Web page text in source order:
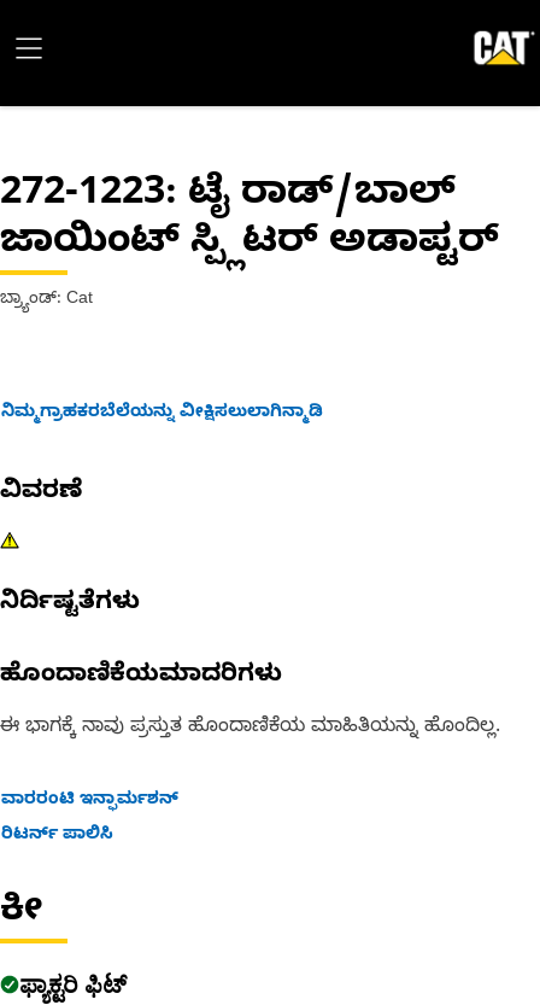
272-1223: ಟೈ ರಾಡ್/ಬಾಲ್
ಜಾಯಿಂಟ್ ಸ್ಪ್ಲಿಟರ್ ಅಡಾಪ್ಟರ್
ಬ್ರ್ಯಾಂಡ್: Cat
ನಿಮ್ಮಗ್ರಾಹಕರಬೆಲೆಯನ್ನು ವೀಕ್ಷಿಸಲುಲಾಗಿನ್ಮಾಡಿ
ವಿವರಣೆ
ನಿರ್ದಿಷ್ಟತೆಗಳು
ಹೊಂದಾಣಿಕೆಯಮಾದರಿಗಳು
ಈ ಭಾಗಕ್ಕೆ ನಾವು ಪ್ರಸ್ತುತ ಹೊಂದಾಣಿಕೆಯ ಮಾಹಿತಿಯನ್ನು ಹೊಂದಿಲ್ಲ.
ವಾರರಂಟಿ ಇನ್ಫಾರ್ಮಶನ್
ರಿಟರ್ನ್ ಪಾಲಿಸಿ
ಕೀ
ಫ್ಯಾಕ್ಟರಿ ಫಿಟ್